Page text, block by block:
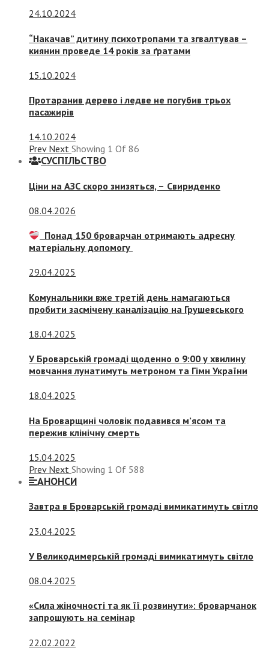
24.10.2024
“Накачав” дитину психотропами та згвалтував –
киянин проведе 14 років за ґратами
15.10.2024
Протаранив дерево і ледве не погубив трьох
пасажирів
14.10.2024
Prev Next Showing 1 Of 86
СУСПIЛЬСТВО
Ціни на АЗС скоро знизяться, – Свириденко
08.04.2026
Понад 150 броварчан отримають адресну
матеріальну допомогу
29.04.2025
Комунальники вже третій день намагаються
пробити засмічену каналізацію на Грушевського
18.04.2025
У Броварській громаді щоденно о 9:00 у хвилину
мовчання лунатимуть метроном та Гімн України
18.04.2025
На Броварщині чоловік подавився м’ясом та
пережив клінічну смерть
15.04.2025
Prev Next Showing 1 Of 588
АНОНСИ
Завтра в Броварській громаді вимикатимуть світло
23.04.2025
У Великодимерській громаді вимикатимуть світло
08.04.2025
«Сила жіночності та як її розвинути»: броварчанок
запрошують на семінар
22.02.2022